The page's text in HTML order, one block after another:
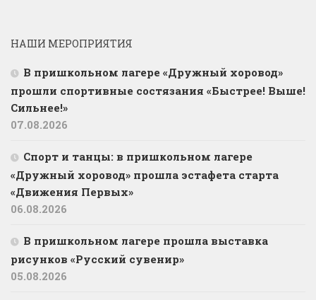
НАШИ МЕРОПРИЯТИЯ
В пришкольном лагере «Дружный хоровод»
прошли спортивные состязания «Быстрее! Выше!
Сильнее!»
07.08.2026
Спорт и танцы: в пришкольном лагере
«Дружный хоровод» прошла эстафета старта
«Движения Первых»
06.08.2026
В пришкольном лагере прошла выставка
рисунков «Русский сувенир»
05.08.2026